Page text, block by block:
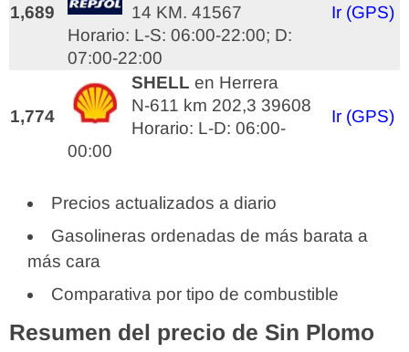
1,689
14 KM. 41567
Horario: L-S: 06:00-22:00; D:
07:00-22:00
Ir (GPS)
1,774
SHELL en Herrera
N-611 km 202,3 39608
Horario: L-D: 06:00-
00:00
Ir (GPS)
Precios actualizados a diario
Gasolineras ordenadas de más barata a
más cara
Comparativa por tipo de combustible
Resumen del precio de Sin Plomo